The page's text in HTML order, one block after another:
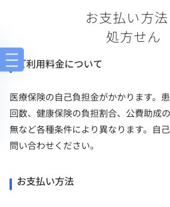
お支払い方法
処方せん
ご利用料金について
医療保険の自己負担金がかかります。
回数、健康保険の負担割合、公費助成
無など各種条件により異なります。自
問い合わせください。
お支払い方法